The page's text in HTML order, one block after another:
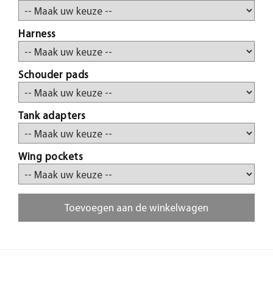
Harness
Schouder pads
Tank adapters
Wing pockets
Toevoegen aan de winkelwagen